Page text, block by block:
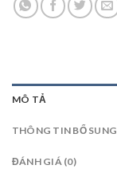
MÔ TẢ
THÔNG TIN BỔ SUNG
ĐÁNH GIÁ (0)